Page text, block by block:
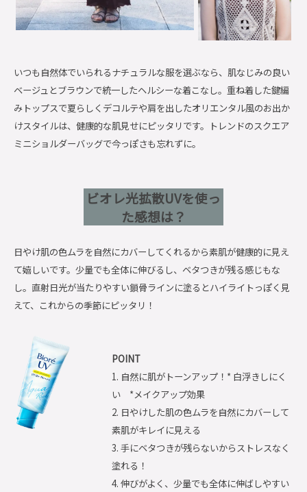
いつも自然体でいられるナチュラルな服を選ぶなら、肌なじみの良い
ベージュとブラウンで統一したヘルシーな着こなし。重ね着した鍵編
みトップスで夏らしくデコルテや肩を出したオリエンタル風のお出か
けスタイルは、健康的な肌見せにピッタリです。トレンドのスクエア
ミニショルダーバッグで今っぽさも忘れずに。
ビオレ光拡散UVを使っ
た感想は？
日やけ肌の色ムラを自然にカバーしてくれるから素肌が健康的に見え
て嬉しいです。少量でも全体に伸びるし、ベタつきが残る感じもな
し。直射日光が当たりやすい鎖骨ラインに塗るとハイライトっぽく見
えて、これからの季節にピッタリ！
POINT
1. 自然に肌がトーンアップ！* 白浮きしにく
い *メイクアップ効果
2. 日やけした肌の色ムラを自然にカバーして
素肌がキレイに見える
3. 手にベタつきが残らないからストレスなく
塗れる！
4. 伸びがよく、少量でも全体に伸ばしやすい